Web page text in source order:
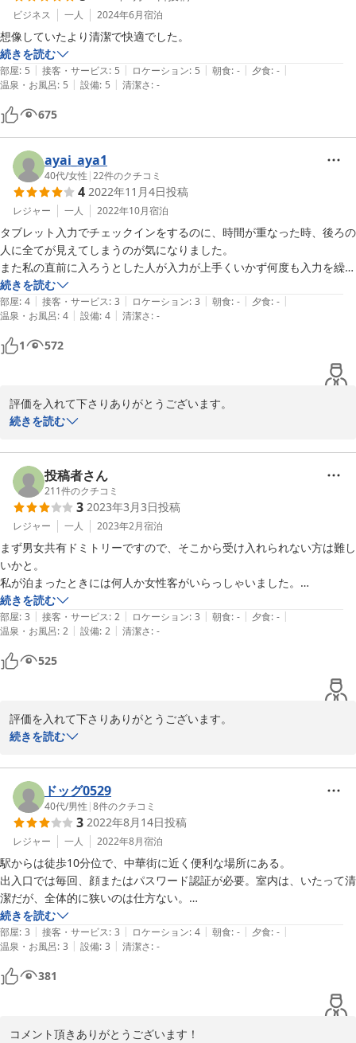
ビジネス 一人 2024年6月宿泊
想像していたより清潔で快適でした。
続きを読む
部屋: 5 | 接客・サービス: 5 | ロケーション: 5 | 朝食: - | 夕食: - |
温泉・お風呂: 5 | 設備: 5 | 清潔さ: -
675
ayai_aya1
40代/女性 |22件のクチコミ
4 2022年11月4日投稿
レジャー 一人 2022年10月宿泊
タブレット入力でチェックインをするのに、時間が重なった時、後ろの
人に全てが見えてしまうのが気になりました。
また私の直前に入ろうとした人が入力が上手くいかず何度も入力を繰り
返し時間がかかり待たされ、やり方を聞かれる（私も初めてでした）を
しなければならず、その辺は不満というか不安でした。
設備は全体にきれいで静かでよかったです。
駅から２分はムリでした。
私の通ったルート（グーグルのナビ使用）では途中にコンビニもなく、
買い物し損ねたのでお気を付けください
足を痛めていたのでエレベーターもなく狭い階段で３階まであがるのも
続きを読む
部屋: 4 | 接客・サービス: 3 | ロケーション: 3 | 朝食: - | 夕食: - |
温泉・お風呂: 4 | 設備: 4 | 清潔さ: -
1 572
評価を入れて下さりありがとうございます。
この度は至らない点があり、大変申し訳ございませんでした。
私共も日々精進して参ります。
2024-05-08
続きを読む
投稿者さん
211件のクチコミ
3 2023年3月3日投稿
レジャー 一人 2023年2月宿泊
まず男女共有ドミトリーですので、そこから受け入れられない方は難し
いかと。
私が泊まったときには何人か女性客がいらっしゃいました。
基本的に皆さま、マナーのいい方でうるさいとかくさいとかそんなこと
もなく。
ただ、夜半過ぎになるとイビキは聞こえてきます。
チェックインが楽なようで面倒くさいです。
中にもスタッフがいませんし、お安いのは魅力ですが、私はもういいか
続きを読む
部屋: 3 | 接客・サービス: 2 | ロケーション: 3 | 朝食: - | 夕食: - |
温泉・お風呂: 2 | 設備: 2 | 清潔さ: -
525
評価を入れて下さりありがとうございます。
この度は至らない点があり、大変申し訳ございませんでした。
私共も日々精進して参ります。
2024-05-08
続きを読む
ドッグ0529
40代/男性 |8件のクチコミ
3 2022年8月14日投稿
レジャー 一人 2022年8月宿泊
駅からは徒歩10分位で、中華街に近く便利な場所にある。
出入口では毎回、顔またはパスワード認証が必要。室内は、いたって清
潔だが、全体的に狭いのは仕方ない。
アメニティは全て有料のため、用意した方がいい。寝床の感じは、カプ
セルホテルと同等。フリーWIFIはあるが、家庭用のルータを利用して
いるのか遅く、動画の視聴には向かない。
続きを読む
部屋: 3 | 接客・サービス: 3 | ロケーション: 4 | 朝食: - | 夕食: - |
温泉・お風呂: 3 | 設備: 3 | 清潔さ: -
381
コメント頂きありがとうございます！